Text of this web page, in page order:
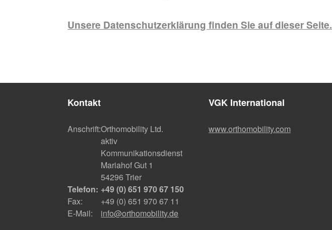
Unsere Datenschutzerklärung finden Sie auf dieser Seite.
Kontakt
Anschrift:Orthomobility Ltd.
aktiv
Kommunikationsdienst
Mariahof Gut 1
54296 Trier
Telefon: +49 (0) 651 970 67 150
Fax:
+49 (0) 651 970 67 11
E-Mail:
info@orthomobility.de
VGK International
www.orthomobility.com